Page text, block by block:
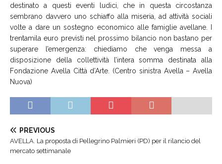
destinato a questi eventi ludici, che in questa circostanza
sembrano davvero uno schiaffo alla miseria, ad attività sociali
volte a dare un sostegno economico alle famiglie avellane. I
trentamila euro previsti nel prossimo bilancio non bastano per
superare l’emergenza: chiediamo che venga messa a
disposizione della collettività l’intera somma destinata alla
Fondazione Avella Città d’Arte. (Centro sinistra Avella – Avella
Nuova)
PREVIOUS
AVELLA. La proposta di Pellegrino Palmieri (PD) per il rilancio del
mercato settimanale